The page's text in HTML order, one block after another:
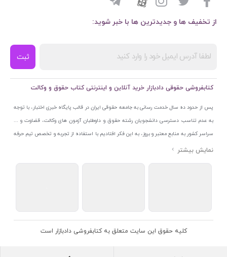
از تخفیف ها و جدیدترین ها با خبر شوید:
ثبت
کتابفروشی حقوقی دادبازار خرید آنلاین و اینترنتی کتاب حقوق و وکالت
پس از حدود ده سال خدمت رسانی به جامعه حقوقی ایران در قالب پایگاه خبری اختبار، با توجه
به عدم تناسب دسترسی دانشجویان رشته حقوق و داوطلبان آزمون های وکالت، قضاوت و ...
سراسر کشور به منابع معتبر و بروز، به این فکر افتادیم با استفاده از تجربه و تخصص تیم حرفه
ای اختبار خدمتی جدید به جامعه حقوقی ایران ارائه کنیم. به این منظور با راه اندازی و تجهیز
اتحادیه ناشران و کتابفروشان تهران به منظور ارائه مطمئن ترین خدمات مجموعه بسیار کامل و
معتبری از کتاب های حقوقی را به علاقمندان عرضه کرده ایم. علاوه بر این با بهره گیری از فناوری
کلیه حقوق این سایت متعلق به کتابفروشی دادبازار است